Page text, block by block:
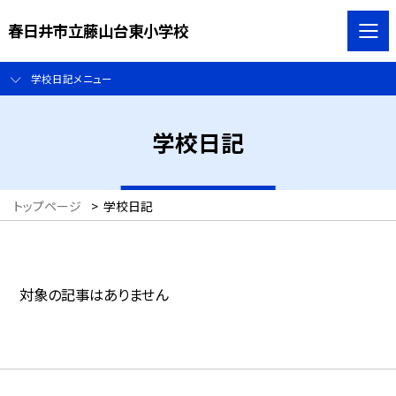
春日井市立藤山台東小学校
学校日記メニュー
学校日記
トップページ > 学校日記
対象の記事はありません